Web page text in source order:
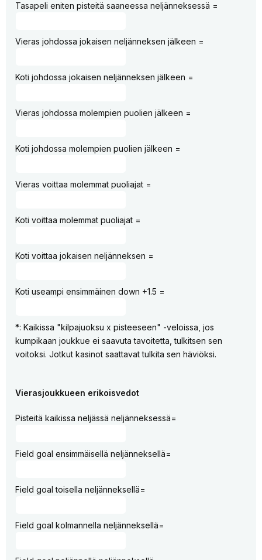
Tasapeli eniten pisteitä saaneessa neljänneksessä =
Vieras johdossa jokaisen neljänneksen jälkeen =
Koti johdossa jokaisen neljänneksen jälkeen =
Vieras johdossa molempien puolien jälkeen =
Koti johdossa molempien puolien jälkeen =
Vieras voittaa molemmat puoliajat =
Koti voittaa molemmat puoliajat =
Koti voittaa jokaisen neljänneksen =
Koti useampi ensimmäinen down +1.5 =
*: Kaikissa "kilpajuoksu x pisteeseen" -veloissa, jos
kumpikaan joukkue ei saavuta tavoitetta, tulkitsen sen
voitoksi. Jotkut kasinot saattavat tulkita sen häviöksi.
Vierasjoukkueen erikoisvedot
Pisteitä kaikissa neljässä neljänneksessä=
Field goal ensimmäisellä neljänneksellä=
Field goal toisella neljänneksellä=
Field goal kolmannella neljänneksellä=